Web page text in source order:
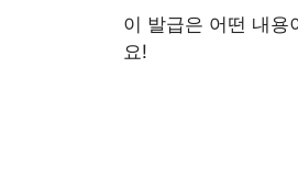
이 발급은 어떤 내용
요!